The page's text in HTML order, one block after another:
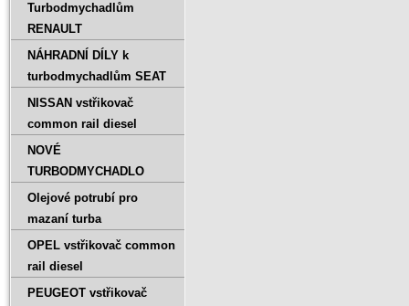
Turbodmychadlům
RENAULT
NÁHRADNÍ DÍLY k
turbodmychadlům SEAT
NISSAN vstřikovač
common rail diesel
NOVÉ
TURBODMYCHADLO
Olejové potrubí pro
mazaní turba
OPEL vstřikovač common
rail diesel
PEUGEOT vstřikovač